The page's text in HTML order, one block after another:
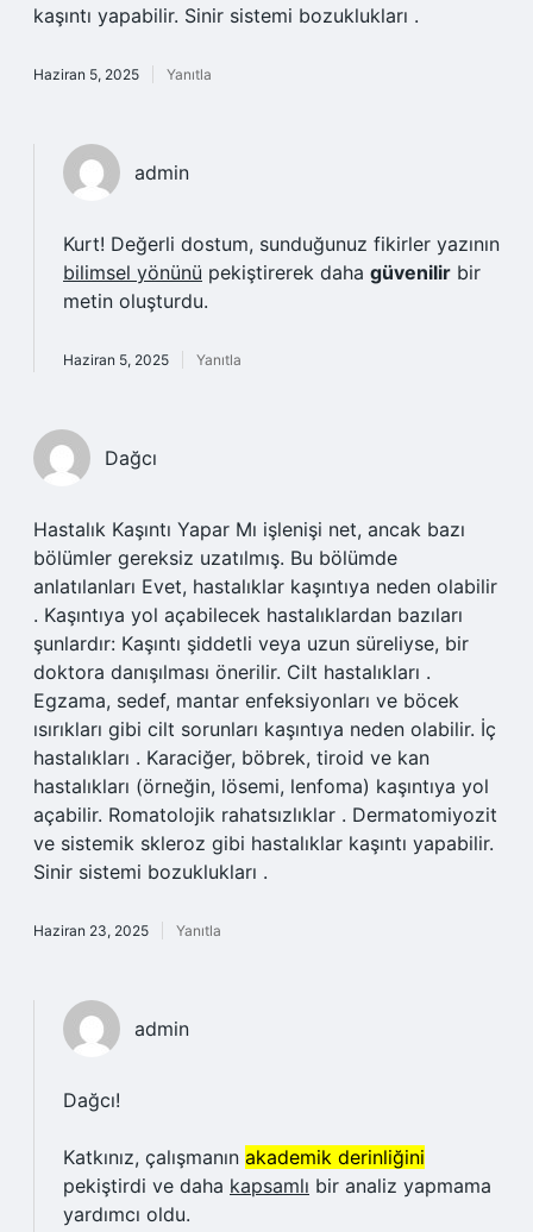
kaşıntı yapabilir. Sinir sistemi bozuklukları .
Haziran 5, 2025 Yanıtla
admin
Kurt! Değerli dostum, sunduğunuz fikirler yazının
bilimsel yönünü pekiştirerek daha güvenilir bir
metin oluşturdu.
Haziran 5, 2025 Yanıtla
Dağcı
Hastalık Kaşıntı Yapar Mı işlenişi net, ancak bazı
bölümler gereksiz uzatılmış. Bu bölümde
anlatılanları Evet, hastalıklar kaşıntıya neden olabilir
. Kaşıntıya yol açabilecek hastalıklardan bazıları
şunlardır: Kaşıntı şiddetli veya uzun süreliyse, bir
doktora danışılması önerilir. Cilt hastalıkları .
Egzama, sedef, mantar enfeksiyonları ve böcek
ısırıkları gibi cilt sorunları kaşıntıya neden olabilir. İç
hastalıkları . Karaciğer, böbrek, tiroid ve kan
hastalıkları (örneğin, lösemi, lenfoma) kaşıntıya yol
açabilir. Romatolojik rahatsızlıklar . Dermatomiyozit
ve sistemik skleroz gibi hastalıklar kaşıntı yapabilir.
Sinir sistemi bozuklukları .
Haziran 23, 2025 Yanıtla
admin
Dağcı!
Katkınız, çalışmanın akademik derinliğini
pekiştirdi ve daha kapsamlı bir analiz yapmama
yardımcı oldu.